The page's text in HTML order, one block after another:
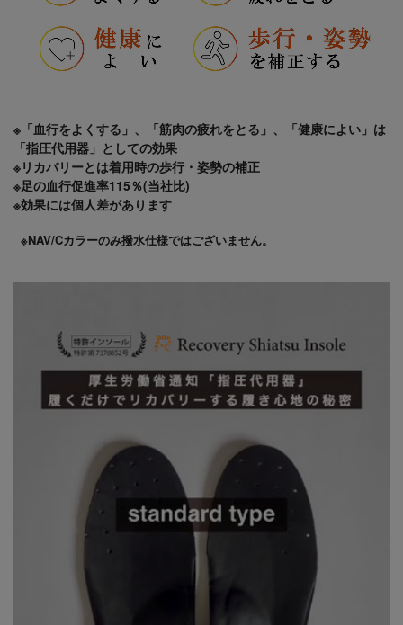
※「血行をよくする」、「筋肉の疲れをとる」、「健康によい」は
「指圧代用器」としての効果
※リカバリーとは着用時の歩行・姿勢の補正
※足の血行促進率115％(当社比)
※効果には個人差があります
※NAV/Cカラーのみ撥水仕様ではございません。